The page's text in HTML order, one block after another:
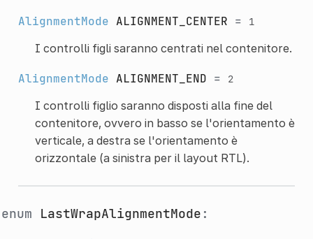
AlignmentMode ALIGNMENT_CENTER = 1
I controlli figli saranno centrati nel contenitore.
AlignmentMode ALIGNMENT_END = 2
I controlli figlio saranno disposti alla fine del
contenitore, ovvero in basso se l'orientamento è
verticale, a destra se l'orientamento è
orizzontale (a sinistra per il layout RTL).
enum LastWrapAlignmentMode :